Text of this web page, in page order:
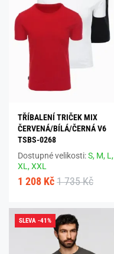
TŘÍBALENÍ TRIČEK MIX
ČERVENÁ/BÍLÁ/ČERNÁ V6
TSBS-0268
Dostupné velikosti:S, M, L,
XL,XXL
1 208 Kč 1 735 Kč
SLEVA -41%